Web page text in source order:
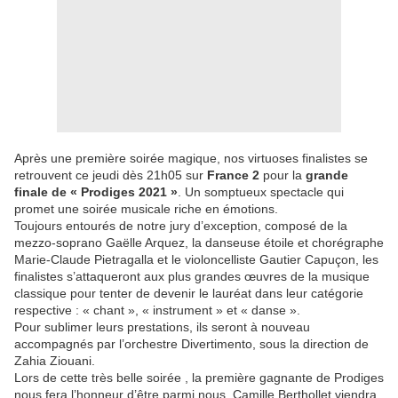
Après une première soirée magique, nos virtuoses finalistes se
retrouvent ce jeudi dès 21h05 sur France 2 pour la grande
finale de « Prodiges 2021 » . Un somptueux spectacle qui
promet une soirée musicale riche en émotions.
Toujours entourés de notre jury d’exception, composé de la
mezzo-soprano Gaëlle Arquez, la danseuse étoile et chorégraphe
Marie-Claude Pietragalla et le violoncelliste Gautier Capuçon, les
finalistes s’attaqueront aux plus grandes œuvres de la musique
classique pour tenter de devenir le lauréat dans leur catégorie
respective : « chant », « instrument » et « danse ».
Pour sublimer leurs prestations, ils seront à nouveau
accompagnés par l’orchestre Divertimento, sous la direction de
Zahia Ziouani.
Lors de cette très belle soirée , la première gagnante de Prodiges
nous fera l’honneur d’être parmi nous. Camille Berthollet viendra